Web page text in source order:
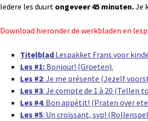
Iedere les duurt ongeveer 45 minuten.Je
Download hieronder de werkbladen en
Titelblad Lespakket Frans voor
Les #1: Bonjour! (Groeten).
Les #2: Je me présente (Jezelf
Les #3: Je compte de 1 à 20 (Tellen
Les #4: Bon appétit! (Praten over
Les #5: Un croissant, svp!